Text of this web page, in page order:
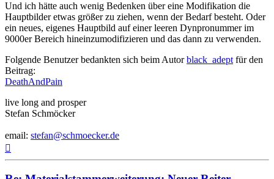
Und ich hätte auch wenig Bedenken über eine Modifikation die
Hauptbilder etwas größer zu ziehen, wenn der Bedarf besteht. Oder
ein neues, eigenes Hauptbild auf einer leeren Dynpronummer im
9000er Bereich hineinzumodifizieren und das dann zu verwenden.
Folgende Benutzer bedankten sich beim Autorblack_adept für den
Beitrag:
DeathAndPain
live long and prosper
Stefan Schmöcker
email: stefan@schmoecker.de